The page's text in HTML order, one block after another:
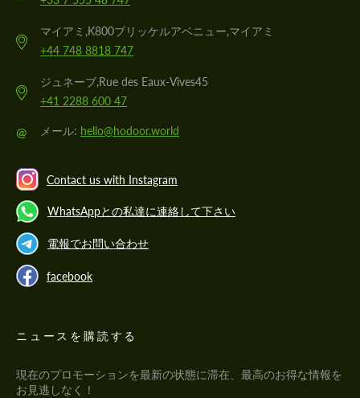
マイアミ,K800ブリッケルアベニュー,マイアミ
+44 748 8818 747
ジュネーブ,Rue des Eaux-Vives45
+41 2288 600 47
@ メール: hello@hodoor.world
Contact us with Instagram
WhatsAppとの私達に連絡して下さい
電報でお問い合わせ
facebook
ニュースを購読する
現在のプロモーションを最新の状態に滞在、最高のお得な情報を
お見逃しなく！